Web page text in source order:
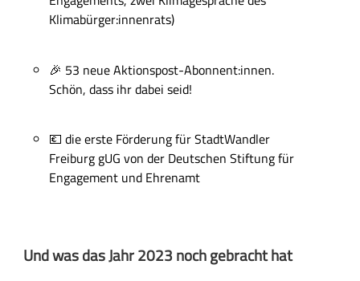
Klimabürger:innenrats)
🎉 53 neue Aktionspost-Abonnent:innen.
Schön, dass ihr dabei seid!
💶 die erste Förderung für StadtWandler
Freiburg gUG von der Deutschen Stiftung für
Engagement und Ehrenamt
Und was das Jahr 2023 noch gebracht hat